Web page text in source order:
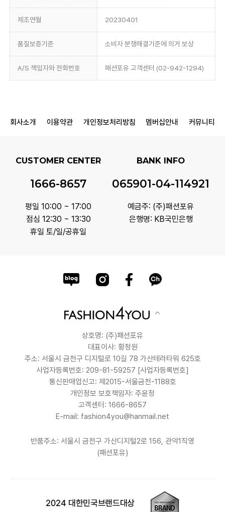
제조연월 20230401
품질보증기준 소비자 분쟁해결기준에 의거 보상
A/S 책임자와 전화번호 패션포유 고객센터 (02-942-1294)
회사소개 이용약관 개인정보처리방침 멤버십안내 커뮤니티
CUSTOMER CENTER
1666-8657
평일 10:00 ~ 17:00
점심 12:30 ~ 13:30
휴일 토/일/공휴일
BANK INFO
065901-04-114921
예금주: (주)패션포유
은행명: KB국민은행
상호명: (주)패션포유
대표이사: 황정원
주소: 서울시 금천구 디지털로 10길 78 가산테라타워 625호
사업자등록번호: 209-81-59257 [사업자등록번호]
통신판매업신고: 제2015-서울금천-1188호
개인정보 보호책임자: 주윤정
고객센터: 1666-8657
E-mail: fashion4you@hanmail.net
반품주소: 서울시 금천구 가산디지털2로 156, 관악1직영
(패션포유)